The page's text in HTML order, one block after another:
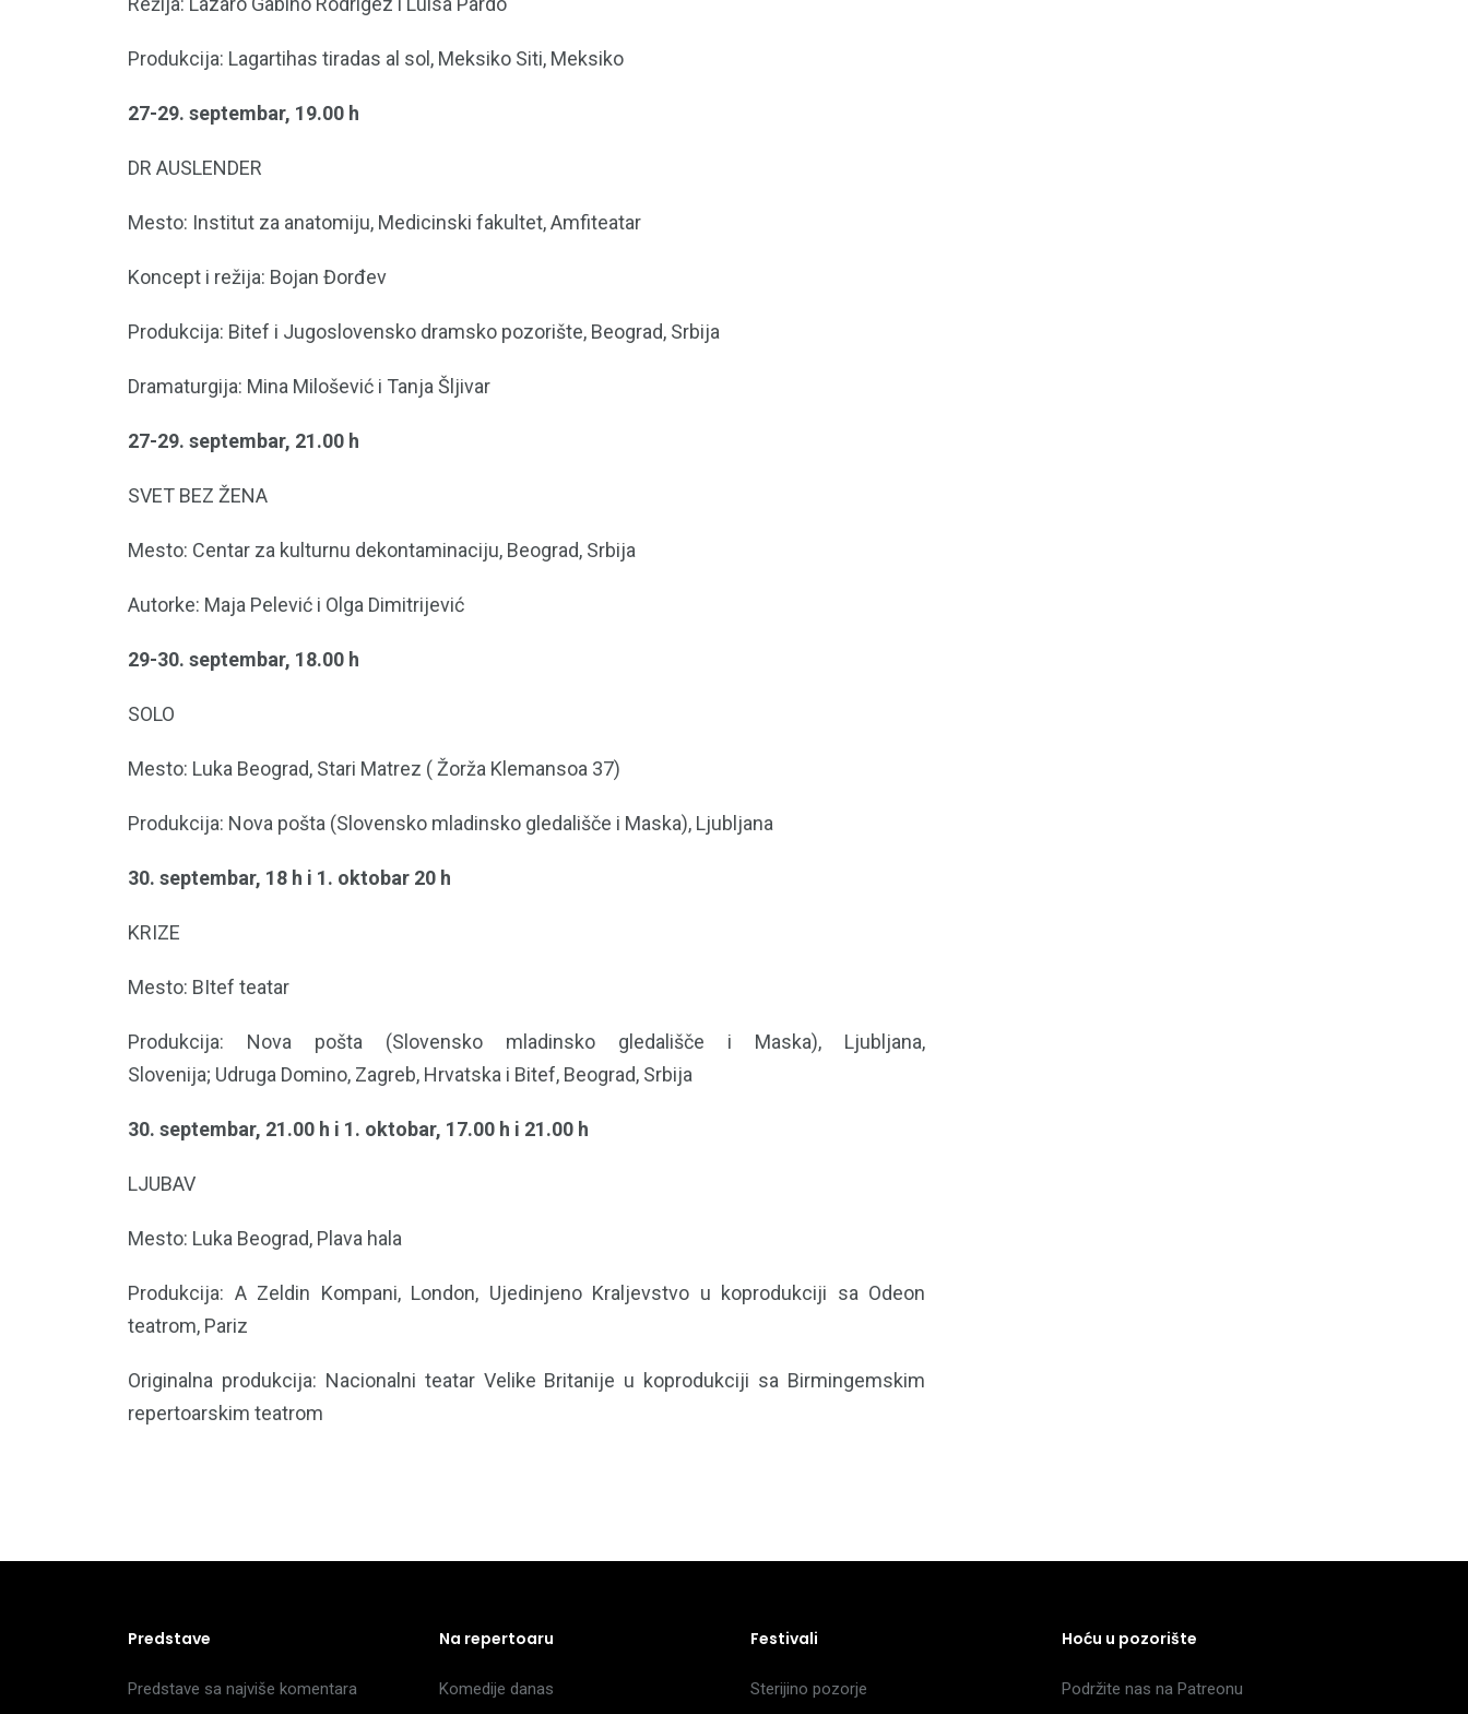
Produkcija: Lagartihas tiradas al sol, Meksiko Siti, Meksiko
27-29. septembar, 19.00 h
DR AUSLENDER
Mesto: Institut za anatomiju, Medicinski fakultet, Amfiteatar
Koncept i režija: Bojan Đorđev
Produkcija: Bitef i Jugoslovensko dramsko pozorište, Beograd, Srbija
Dramaturgija: Mina Milošević i Tanja Šljivar
27-29. septembar, 21.00 h
SVET BEZ ŽENA
Mesto: Centar za kulturnu dekontaminaciju, Beograd, Srbija
Autorke: Maja Pelević i Olga Dimitrijević
29-30. septembar, 18.00 h
SOLO
Mesto: Luka Beograd, Stari Matrez ( Žorža Klemansoa 37)
Produkcija: Nova pošta (Slovensko mladinsko gledališče i Maska), Ljubljana
30. septembar, 18 h i 1. oktobar 20 h
KRIZE
Mesto: BItef teatar
Produkcija: Nova pošta (Slovensko mladinsko gledališče i Maska), Ljubljana,
Slovenija; Udruga Domino, Zagreb, Hrvatska i Bitef, Beograd, Srbija
30. septembar, 21.00 h i 1. oktobar, 17.00 h i 21.00 h
LJUBAV
Mesto: Luka Beograd, Plava hala
Produkcija: A Zeldin Kompani, London, Ujedinjeno Kraljevstvo u koprodukciji sa Odeon
teatrom, Pariz
Originalna produkcija: Nacionalni teatar Velike Britanije u koprodukciji sa Birmingemskim
repertoarskim teatrom
Predstave
Predstave sa najviše komentara
Na repertoaru
Komedije danas
Festivali
Sterijino pozorje
Hoću u pozorište
Podržite nas na Patreonu